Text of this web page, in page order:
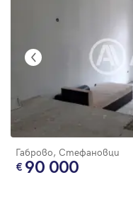
Габрово, Стефановци
90 000